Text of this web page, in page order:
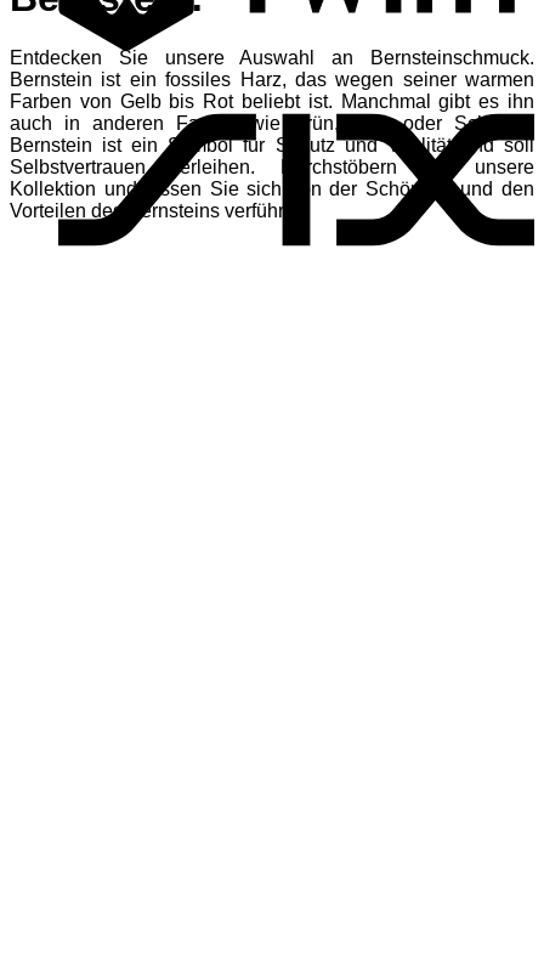
Entdecken Sie unsere Auswahl an Bernsteinschmuck.
Bernstein ist ein fossiles Harz, das wegen seiner warmen
Farben von Gelb bis Rot beliebt ist. Manchmal gibt es ihn
auch in anderen Farben wie Grün, Blau oder Schwarz.
Bernstein ist ein Symbol für Schutz und Vitalität und soll
Selbstvertrauen verleihen. Durchstöbern Sie unsere
Kollektion und lassen Sie sich von der Schönheit und den
Vorteilen des Bernsteins verführen.